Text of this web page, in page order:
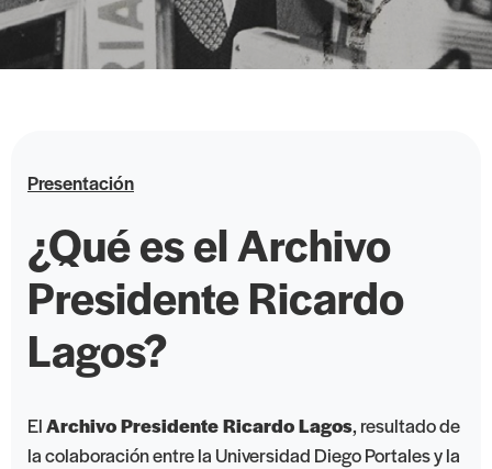
Presentación
¿Qué es el Archivo
Presidente Ricardo
Lagos?
ElArchivo Presidente Ricardo Lagos, resultado de
la colaboración entre la Universidad Diego Portales y la